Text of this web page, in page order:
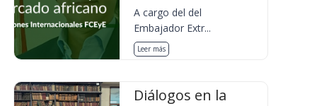
A cargo del del
Embajador Extr...
Leer más
Diálogos en la